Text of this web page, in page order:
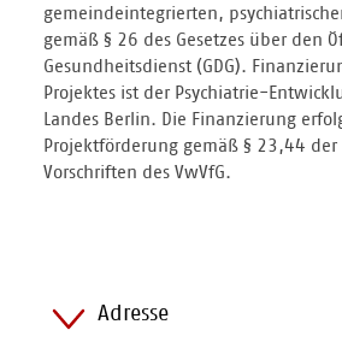
gemeindeintegrierten,
gemäß § 26 des Gesetzes über den
Gesundheitsdienst (GDG).
Projektes ist der Psychiatrie-
Landes Berlin. Die Finanzierung
Projektförderung gemäß § 23,44 der
Vorschriften des VwVfG.
Adresse